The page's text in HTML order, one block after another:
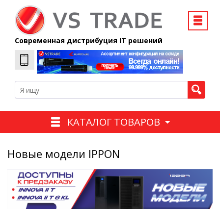
Современная дистрибуция IT решений
КАТАЛОГ ТОВАРОВ
Новые модели IPPON